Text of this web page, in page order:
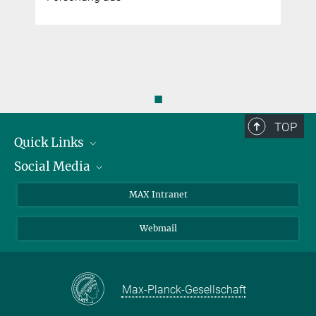
◼
TOP
Quick Links
Forschungsgruppen
Kontakt
Social Media
Bluesky
Mastodon
Instagram
MAX Intranet
Webmail
Max-Planck-Gesellschaft